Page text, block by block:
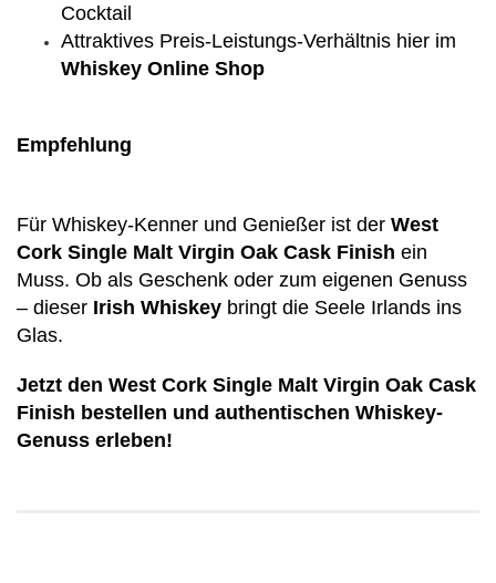
Cocktail
Attraktives Preis-Leistungs-Verhältnis hier im
Whiskey Online Shop
Empfehlung
Für Whiskey-Kenner und Genießer ist der West
Cork Single Malt Virgin Oak Cask Finish ein
Muss. Ob als Geschenk oder zum eigenen Genuss
– dieser Irish Whiskey bringt die Seele Irlands ins
Glas.
Jetzt den West Cork Single Malt Virgin Oak Cask
Finish bestellen und authentischen Whiskey-
Genuss erleben!